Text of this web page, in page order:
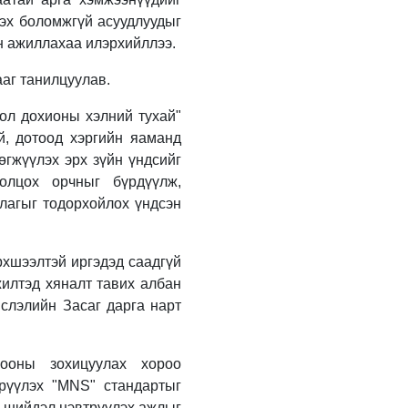
боломжгүй асуудлуудыг
ажиллахаа илэрхийллээ.
танилцуулав.
дохионы хэлний тухай"
дотоод хэргийн яаманд
эрх зүйн үндсийг
орчныг бүрдүүлж,
тодорхойлох үндсэн
иргэдэд саадгүй
хяналт тавих албан
Засаг дарга нарт
зохицуулах хороо
"MNS" стандартыг
УИХ-ын гишүүн
Б.Мөнхсоёл “Нээлттэй
парламент“ танхимд
“Хотын дарга сонсож
байна” 150150 тусгай
дугаарыг наймдугаар
сарын 14-нөөс
ажиллуулж эхэлнэ
Н.Номтойбаяр:
долоо хоног бүр
Засгийн газрын
хуралдаанд
танилцуулж,
2 өдрийн өмнө
УИХ-ын дарга
тахих төрийн тахилгад
оролцлоо
2 өдрийн өмнө